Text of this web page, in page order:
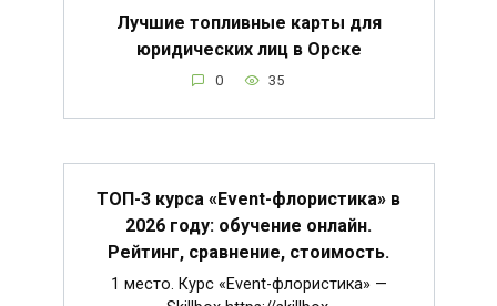
Лучшие топливные карты для
юридических лиц в Орске
0 35
ТОП-3 курса «Event-флористика» в
2026 году: обучение онлайн.
Рейтинг, сравнение, стоимость.
1 место. Курс «Event-флористика» —